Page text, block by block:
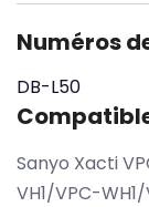
Numéros
DB-L50
Sanyo Xacti
VH1/VPC-